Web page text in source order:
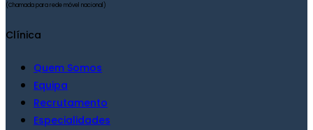
(Chamada para rede móvel nacional)
Clínica
Quem Somos
Equipa
Recrutamento
Especialidades